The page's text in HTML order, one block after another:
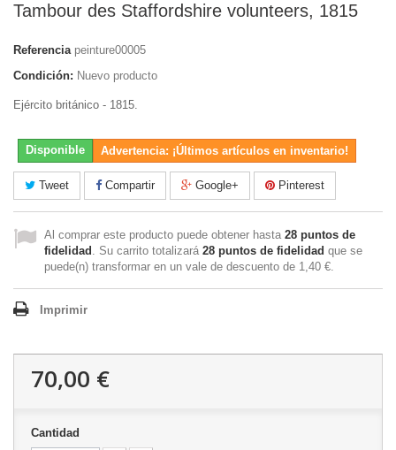
Tambour des Staffordshire volunteers, 1815
Referencia peinture00005
Condición: Nuevo producto
Ejército británico - 1815.
Disponible Advertencia: ¡Últimos artículos en inventario!
Tweet Compartir Google+ Pinterest
Al comprar este producto puede obtener hasta 28 puntos de
fidelidad . Su carrito totalizará 28 puntos de fidelidad que se
puede(n) transformar en un vale de descuento de 1,40 €.
Imprimir
70,00 €
Cantidad